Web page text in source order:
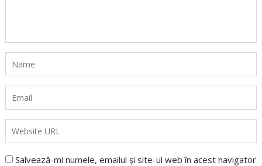
Salvează-mi numele, emailul și site-ul web în acest navigator